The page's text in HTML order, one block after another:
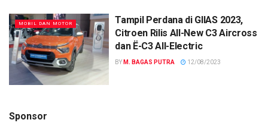
MOBIL DAN MOTOR
Tampil Perdana di GIIAS 2023,
Citroen Rilis All-New C3 Aircross
dan Ë-C3 All-Electric
BY M. BAGAS PUTRA 12/08/2023
Sponsor